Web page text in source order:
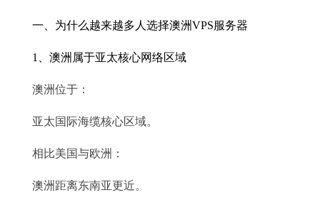
一、为什么越来越多人选择澳洲VPS服务器
1、澳洲属于亚太核心网络区域
澳洲位于：
亚太国际海缆核心区域。
相比美国与欧洲：
澳洲距离东南亚更近。